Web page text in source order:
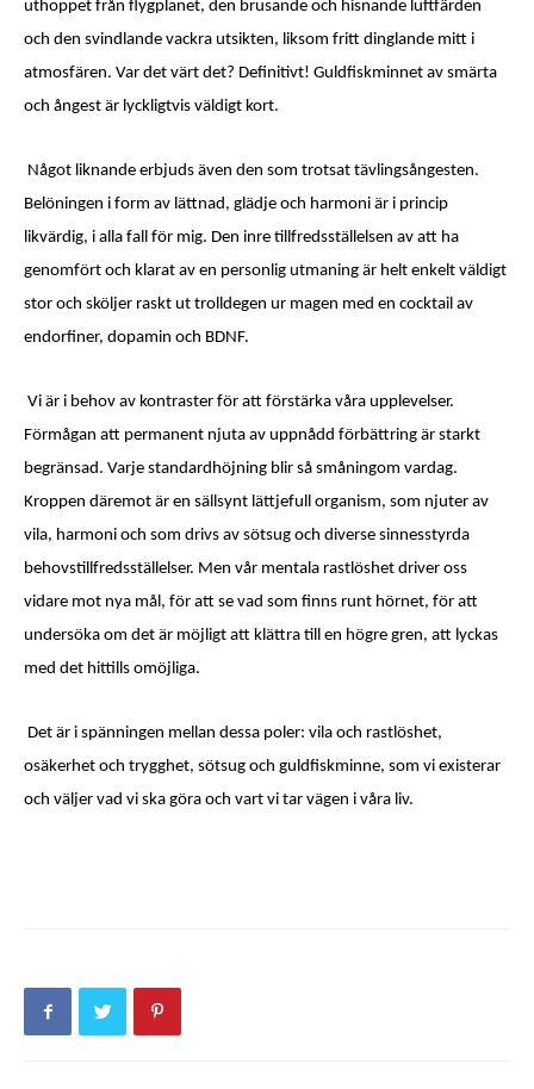
uthoppet från flygplanet, den brusande och hisnande luftfärden
och den svindlande vackra utsikten, liksom fritt dinglande mitt i
atmosfären. Var det värt det? Definitivt! Guldfiskminnet av smärta
och ångest är lyckligtvis väldigt kort.
Något liknande erbjuds även den som trotsat tävlingsångesten.
Belöningen i form av lättnad, glädje och harmoni är i princip
likvärdig, i alla fall för mig. Den inre tillfredsställelsen av att ha
genomfört och klarat av en personlig utmaning är helt enkelt väldigt
stor och sköljer raskt ut trolldegen ur magen med en cocktail av
endorfiner, dopamin och BDNF.
Vi är i behov av kontraster för att förstärka våra upplevelser.
Förmågan att permanent njuta av uppnådd förbättring är starkt
begränsad. Varje standardhöjning blir så småningom vardag.
Kroppen däremot är en sällsynt lättjefull organism, som njuter av
vila, harmoni och som drivs av sötsug och diverse sinnesstyrda
behovstillfredsställelser. Men vår mentala rastlöshet driver oss
vidare mot nya mål, för att se vad som finns runt hörnet, för att
undersöka om det är möjligt att klättra till en högre gren, att lyckas
med det hittills omöjliga.
Det är i spänningen mellan dessa poler: vila och rastlöshet,
osäkerhet och trygghet, sötsug och guldfiskminne, som vi existerar
och väljer vad vi ska göra och vart vi tar vägen i våra liv.